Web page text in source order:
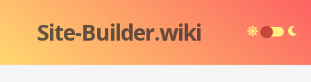
Site-Builder.wiki